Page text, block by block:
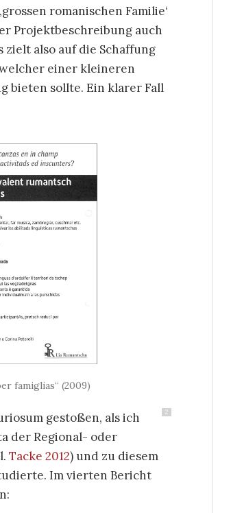
romanischen Familie‘
Projektbeschreibung auch
also auf die Schaffung
einer kleineren
bieten sollte. Ein klarer Fall
famiglias“ (2009)
2
gestoßen, als ich
der Regional- oder
Tacke 2012) und zu diesem
Im vierten Bericht